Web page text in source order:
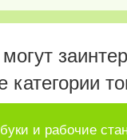
и рабочие